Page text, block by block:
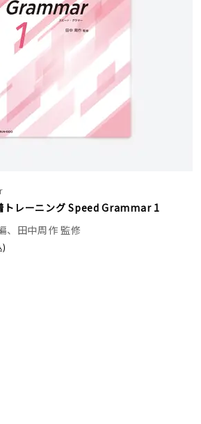
トレーニング Speed Grammar 1
、田中周作 監修
)